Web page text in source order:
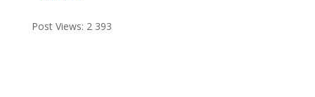
Post Views: 2 393